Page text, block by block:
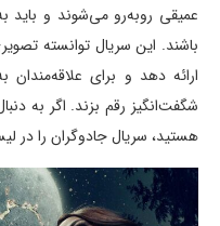
عمیقی روبه‌رو می‌شوند و
باشند. این سریال توانسته
ارائه دهد و برای
شگفت‌انگیز رقم بزند. اگر به
هستید، سریال جادوگران را در